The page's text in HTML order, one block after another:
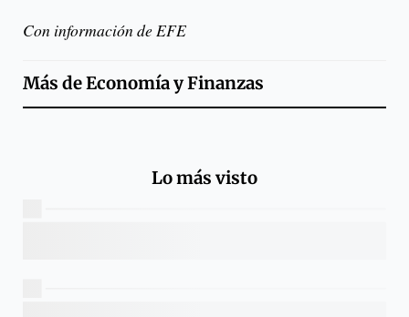
Con información de EFE
Más deEconomía y Finanzas
Lo más visto